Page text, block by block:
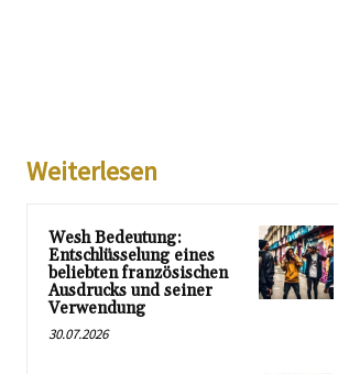
Weiterlesen
Wesh Bedeutung:
Entschlüsselung eines
beliebten französischen
Ausdrucks und seiner
Verwendung
30.07.2026